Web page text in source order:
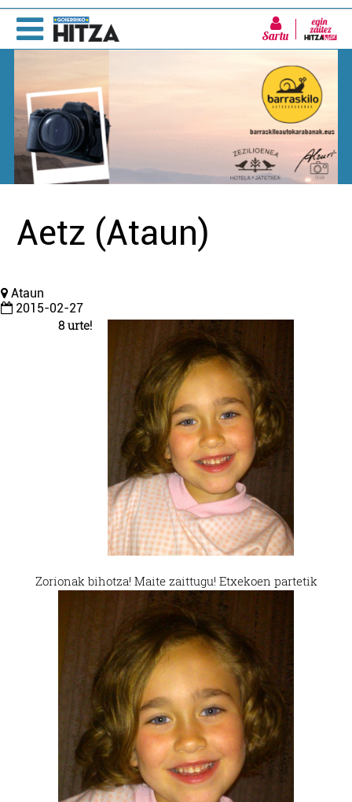
Sartu
Aetz (Ataun)
Ataun
2015-02-27
8 urte!
Zorionak bihotza! Maite zaittugu! Etxekoen partetik